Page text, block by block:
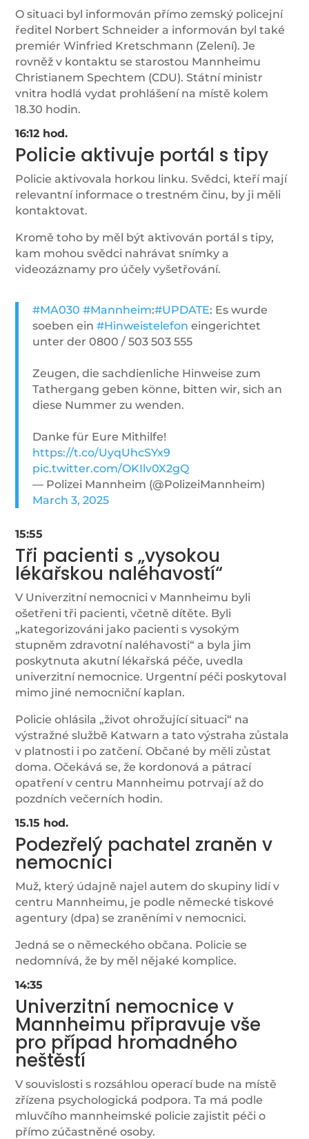
O situaci byl informován přímo zemský policejní
ředitel Norbert Schneider a informován byl také
premiér Winfried Kretschmann (Zelení). Je
rovněž v kontaktu se starostou Mannheimu
Christianem Spechtem (CDU). Státní ministr
vnitra hodlá vydat prohlášení na místě kolem
18.30 hodin.
16:12 hod.
Policie aktivuje portál s tipy
Policie aktivovala horkou linku. Svědci, kteří mají
relevantní informace o trestném činu, by ji měli
kontaktovat.
Kromě toho by měl být aktivován portál s tipy,
kam mohou svědci nahrávat snímky a
videozáznamy pro účely vyšetřování.
#MA030 #Mannheim:#UPDATE: Es wurde
soeben ein#Hinweistelefon eingerichtet
unter der 0800 / 503 503 555
Zeugen, die sachdienliche Hinweise zum
Tathergang geben könne, bitten wir, sich an
diese Nummer zu wenden.
Danke für Eure Mithilfe!
https://t.co/UyqUhcSYx9
pic.twitter.com/OKIlv0X2gQ
— Polizei Mannheim (@PolizeiMannheim)
March 3, 2025
15:55
Tři pacienti s „vysokou
lékařskou naléhavostí“
V Univerzitní nemocnici v Mannheimu byli
ošetřeni tři pacienti, včetně dítěte. Byli
„kategorizováni jako pacienti s vysokým
stupněm zdravotní naléhavosti“ a byla jim
poskytnuta akutní lékařská péče, uvedla
univerzitní nemocnice. Urgentní péči poskytoval
mimo jiné nemocniční kaplan.
Policie ohlásila „život ohrožující situaci“ na
výstražné službě Katwarn a tato výstraha zůstala
v platnosti i po zatčení. Občané by měli zůstat
doma. Očekává se, že kordonová a pátrací
opatření v centru Mannheimu potrvají až do
pozdních večerních hodin.
15.15 hod.
Podezřelý pachatel zraněn v
nemocnici
Muž, který údajně najel autem do skupiny lidí v
centru Mannheimu, je podle německé tiskové
agentury (dpa) se zraněními v nemocnici.
Jedná se o německého občana. Policie se
nedomnívá, že by měl nějaké komplice.
14:35
Univerzitní nemocnice v
Mannheimu připravuje vše
pro případ hromadného
neštěstí
V souvislosti s rozsáhlou operací bude na místě
zřízena psychologická podpora. Ta má podle
mluvčího mannheimské policie zajistit péči o
přímo zúčastněné osoby.